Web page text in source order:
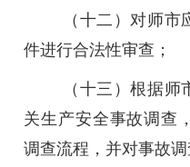
（十二）对师
件进行合法性审查；
（十三）根据
关生产安全事故调查
调查流程，并对事故调